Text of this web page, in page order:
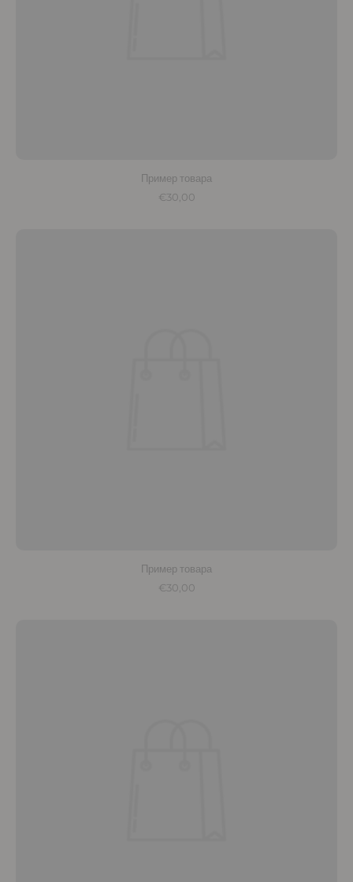
Пример товара
€30,00
Пример товара
€30,00